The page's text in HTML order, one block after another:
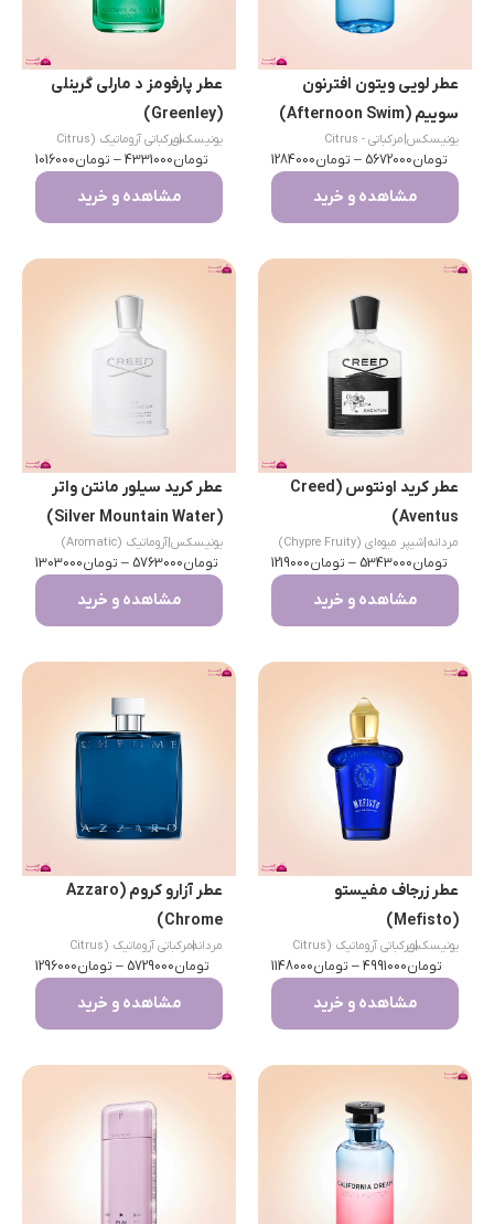
عطر لویی ویتون افترنون
سوییم (Afternoon Swim)
یونیسکس مرکباتی - Citrus
تومان5672000
– تومان1284000
مشاهده و خرید
عطر پارفومز د مارلی گرینلی
(Greenley)
یونیسکس
|
مرکباتی آروماتیک (Citrus
Aromatic)تومان4331000
– تومان1016000
مشاهده و خرید
عطر کرید اونتوس (Creed
Aventus)
مردانه شیپر میوه‌ای (Chypre Fruity)
تومان5343000
– تومان1219000
مشاهده و خرید
عطر کرید سیلور مانتن واتر
(Silver Mountain Water)
یونیسکس آروماتیک (Aromatic)
تومان5763000
– تومان1303000
مشاهده و خرید
عطر زرجاف مفیستو
(Mefisto)
یونیسکس
|
مرکباتی آروماتیک (Citrus
Aromatic)تومان4991000
– تومان1148000
مشاهده و خرید
عطر آزارو کروم (Azzaro
Chrome)
مردانه
|
مرکباتی آروماتیک (Citrus
Aromatic)تومان5729000
– تومان1296000
مشاهده و خرید